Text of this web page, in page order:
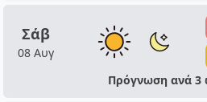
Σάβ
08 Αυγ
Πρόγνωση ανά 3